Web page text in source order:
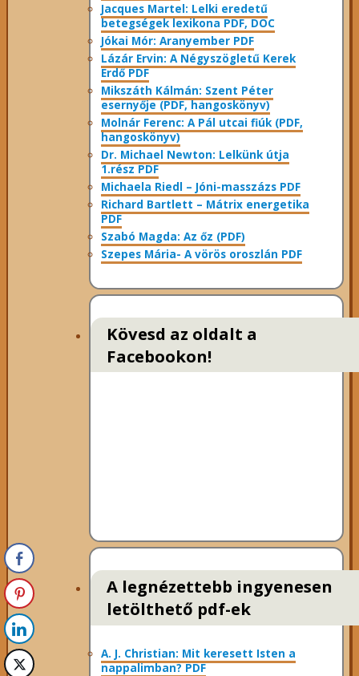
Jacques Martel: Lelki eredetű
betegségek lexikona PDF, DOC
Jókai Mór: Aranyember PDF
Lázár Ervin: A Négyszögletű Kerek
Erdő PDF
Mikszáth Kálmán: Szent Péter
esernyője (PDF, hangoskönyv)
Molnár Ferenc: A Pál utcai fiúk (PDF,
hangoskönyv)
Dr. Michael Newton: Lelkünk útja
1.rész PDF
Michaela Riedl – Jóni-masszázs PDF
Richard Bartlett – Mátrix energetika
PDF
Szabó Magda: Az őz (PDF)
Szepes Mária- A vörös oroszlán PDF
Kövesd az oldalt a
Facebookon!
A legnézettebb ingyenesen
letölthető pdf-ek
A. J. Christian: Mit keresett Isten a
nappalimban? PDF